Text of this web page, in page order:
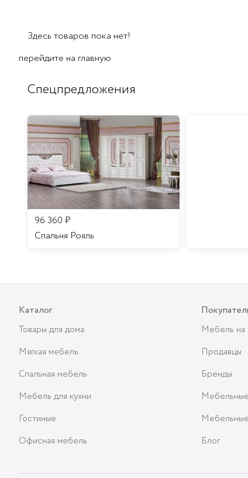
Здесь товаров пока нет!
перейдите на главную
Спецпредложения
96 360 ₽
Спальня Рояль
Каталог
Товары для дома
Мягкая мебель
Спальная мебель
Мебель для кухни
Гостиные
Офисная мебель
Мебель на
Продавцы
Бренды
Блог